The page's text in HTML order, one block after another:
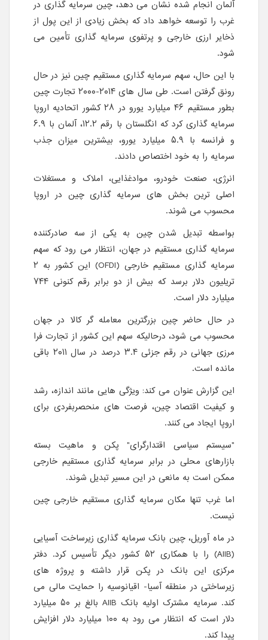
آلمان انجام شده نشان می دهد، چین سرمایه گذاری در
غرب را توسعه خواهد داد که بخش زیادی از این پول از
ذخایر ارزی خارجی و پرتفوی سرمایه گذاری تأمین می
شود.
با این حال، سهم سرمایه گذاری مستقیم چین نیز در حال
رونق گرفتن است. طی سال های ۲۰۱۴-۲۰۰۰ تجارت چین
بطور مستقیم ۴۶ میلیارد یورو در ۲۸ کشور اتحادیه اروپا
سرمایه گذاری کرد که انگلستان با رقم ۱۲.۲، آلمان با ۶.۹
و فرانسه با ۵.۹ میلیارد یورو، بیشترین میزان جذب
سرمایه را به خود اختصاص دادند.
انرژی، صنعت خودرو، موادغذایی، املاک و مستغلات
اصلی ترین بخش های سرمایه گذاری چین در اروپا
محسوب می شوند.
بواسطه تبدیل شدن چین به یکی از سه صادرکننده
سرمایه گذاری مستقیم در جهان، انتظار می رود که سهم
سرمایه گذاری مستقیم خارجی (OFDI)
این کشور به ۲
تریلیون دلار برسد که بیش از دو برابر رقم کنونی ۷۴۴
میلیارد دلار است.
در حال حاضر چین بزرگترین معامله گر کالا در جهان
محسوب می شود، درحالیکه سهم این کشور از تجارت فرا
مرزی جهانی در رقم جزئی ۳.۴ درصد در سال ۲۰۱۱ باقی
مانده است.
این گزارش عنوان می کند: ویژگی هایی مانند اندازه، رشد
و کیفیت اقتصاد چین، فرصت های منحصربفردی برای
اروپا ایجاد می کنند.
"سیستم سیاسی اقتدارگرای" پکن و ماهیت بسته
بازارهای محلی در برابر سرمایه گذاری مستقیم خارجی
ممکن است به مانعی در این مسیر تبدیل شوند.
اما غرب تنها مکان سرمایه گذاری مستقیم خارجی چین
نیست.
در ماه آوریل، چین بانک سرمایه گذاری زیرساخت آسیایی
(AIIB)
را با همکاری ۵۲ کشور دیگر تأسیس کرد. دفتر
مرکزی این بانک در پکن قرار داشته و پروژه های
زیرساختی در منطقه آسیا- اقیانوسیه را حمایت مالی می
کند. سرمایه مشترک اولیه بانک AIIB
بالغ بر ۵۰ میلیارد
دلار است که انتظار می رود به ۱۰۰ میلیارد دلار افزایش
پیدا کند.